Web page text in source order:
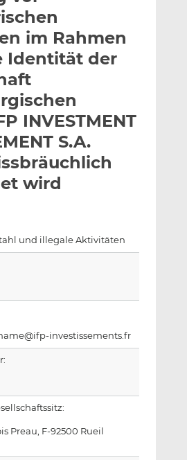
l
a
n
n
k
e
d
I
t
e
i
e
n
c
e
b
o
t
e
i
e
n
im Rahmen
Identität der
INVESTMENT
S.A.
wird
und illegale Aktivitäten
investissements.fr
Preau, F-92500 Rueil